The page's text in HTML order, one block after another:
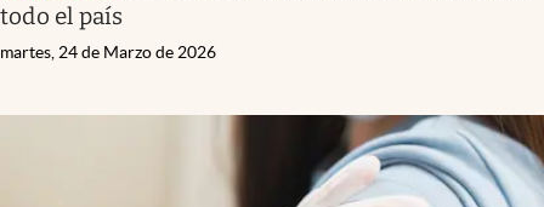
todo el país
martes, 24 de Marzo de 2026